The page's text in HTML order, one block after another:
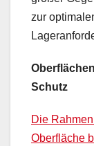
zur
Schutz
Die
Oberfläche